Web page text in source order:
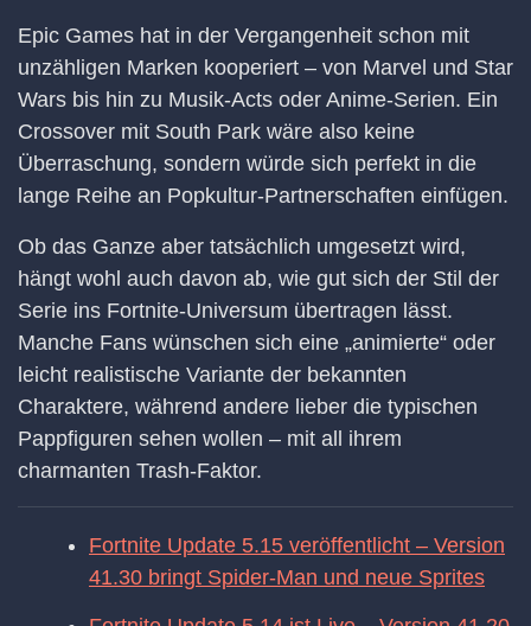
Epic Games hat in der Vergangenheit schon mit
unzähligen Marken kooperiert – von Marvel und Star
Wars bis hin zu Musik-Acts oder Anime-Serien. Ein
Crossover mit South Park wäre also keine
Überraschung, sondern würde sich perfekt in die
lange Reihe an Popkultur-Partnerschaften einfügen.
Ob das Ganze aber tatsächlich umgesetzt wird,
hängt wohl auch davon ab, wie gut sich der Stil der
Serie ins Fortnite-Universum übertragen lässt.
Manche Fans wünschen sich eine „animierte“ oder
leicht realistische Variante der bekannten
Charaktere, während andere lieber die typischen
Pappfiguren sehen wollen – mit all ihrem
charmanten Trash-Faktor.
Fortnite Update 5.15 veröffentlicht – Version
41.30 bringt Spider-Man und neue Sprites